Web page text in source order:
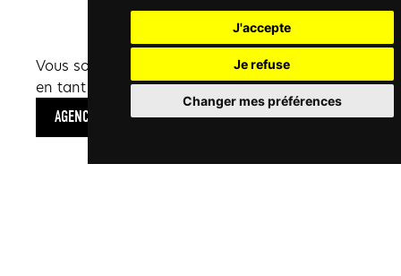
J'accepte
Je refuse
Changer mes préférences
Vous souhaitez en savoir plus sur nos missions
en tant qu’agence SEO à Marseille ?
AGENCE SEO